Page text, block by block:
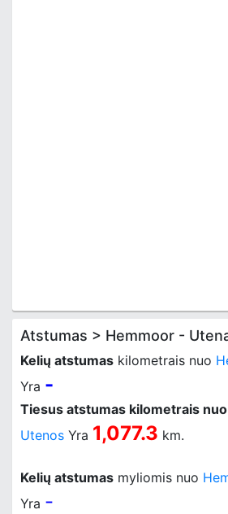
Atstumas > Hemmoor -
Kelių atstumas kilometrais nuo
Yra -
Tiesus atstumas kilometrais nuo
Utenos Yra 1,077.3 km.
Kelių atstumas myliomis nuo
Yra -